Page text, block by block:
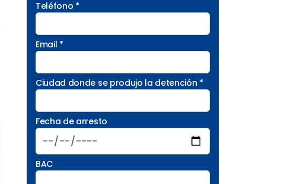
Teléfono *
Email *
Ciudad donde se produjo la detención *
Fecha de arresto
BAC